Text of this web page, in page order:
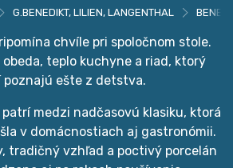
G.BENEDIKT, LILIEN, LANGENTHAL
chvíle pri spoločnom stole.
teplo kuchyne a riad, ktorý
poznajú ešte z detstva.
patrí medzi nadčasovú klasiku, ktorá
v domácnostiach aj gastronómii.
tradičný vzhľad a poctivý porcelán